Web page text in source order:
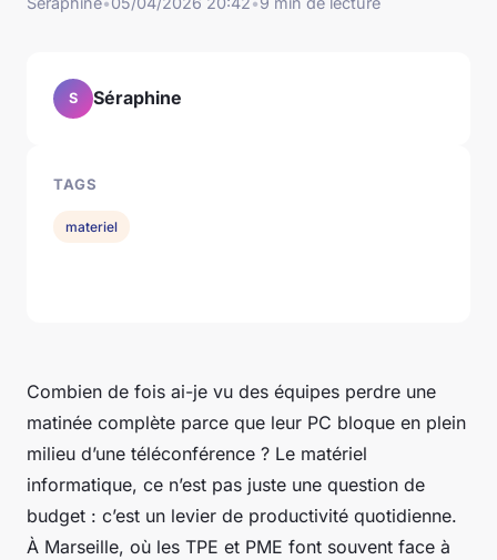
Combien de fois ai-je vu des équipes perdre une
matinée complète parce que leur PC bloque en plein
milieu d’une téléconférence ? Le matériel
informatique, ce n’est pas juste une question de
budget : c’est un levier de productivité quotidienne.
À Marseille, où les TPE et PME font souvent face à
S Séraphine
TAGS
materiel